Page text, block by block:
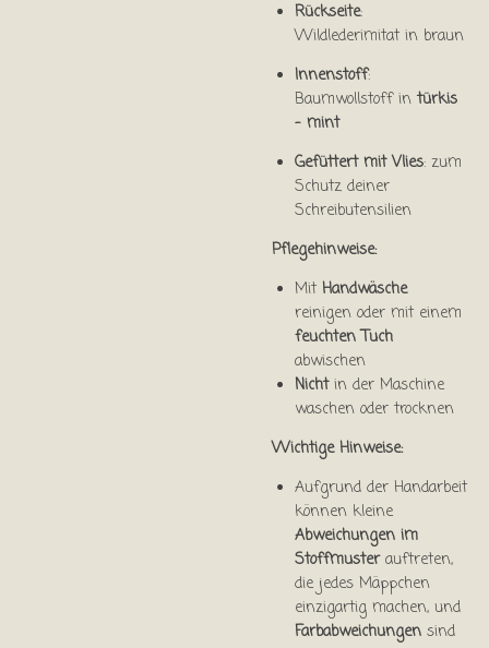
Rückseite:
Wildlederimitat in braun
Innenstoff:
Baumwollstoff in türkis
- mint
Gefüttert mit Vlies: zum
Schutz deiner
Schreibutensilien
Pflegehinweise:
Mit Handwäsche
reinigen oder mit einem
feuchten Tuch
abwischen
Nichtin der Maschine
waschen oder trocknen
Wichtige Hinweise:
Aufgrund der Handarbeit
können kleine
Abweichungen im
Stoffmusterauftreten,
die jedes Mäppchen
einzigartig machen, und
Farbabweichungen sind